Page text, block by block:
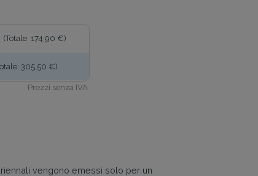
(Totale: 174,90 €)
305,50 €)
Prezzi senza IVA.
vengono emessi solo per un